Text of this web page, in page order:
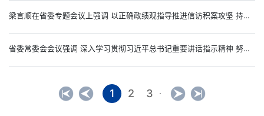
梁言顺在省委专题会议上强调 以正确政绩观指导推进信访积案攻坚 持续深化群众身边不正之风和腐败问题集中整治
省委常委会会议强调 深入学习贯彻习近平总书记重要讲话指示精神 努力开创安徽服务业高质量发展新局面 梁言顺主持并讲话
1 2 3 ·